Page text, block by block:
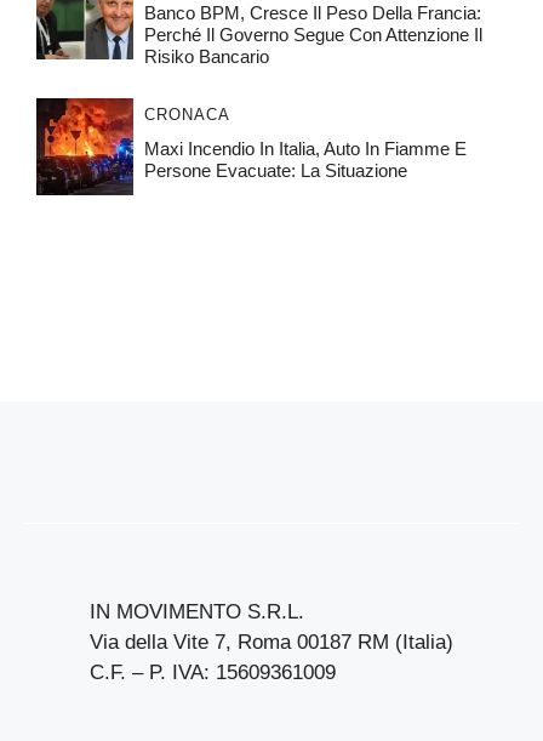
Banco BPM, Cresce Il Peso Della Francia:
Perché Il Governo Segue Con Attenzione Il
Risiko Bancario
CRONACA
Maxi Incendio In Italia, Auto In Fiamme E
Persone Evacuate: La Situazione
IN MOVIMENTO S.R.L.
Via della Vite 7, Roma 00187 RM (Italia)
C.F. – P. IVA: 15609361009